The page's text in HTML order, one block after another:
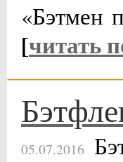
«Бэтмен
[читать
05.07.2016